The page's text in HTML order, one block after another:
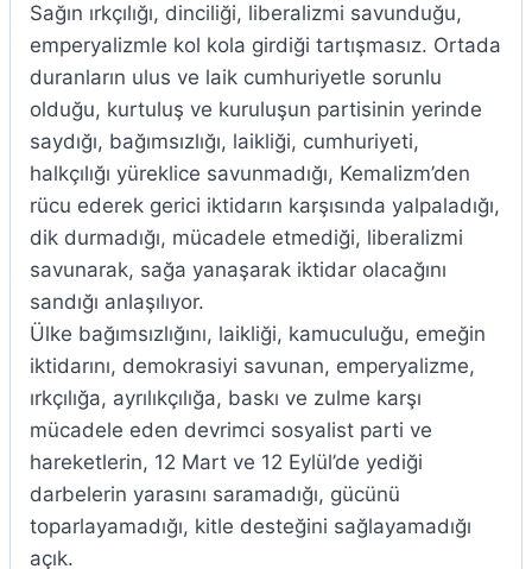
Sağın ırkçılığı, dinciliği, liberalizmi savunduğu,
emperyalizmle kol kola girdiği tartışmasız. Ortada
duranların ulus ve laik cumhuriyetle sorunlu
olduğu, kurtuluş ve kuruluşun partisinin yerinde
saydığı, bağımsızlığı, laikliği, cumhuriyeti,
halkçılığı yüreklice savunmadığı, Kemalizm’den
rücu ederek gerici iktidarın karşısında yalpaladığı,
dik durmadığı, mücadele etmediği, liberalizmi
savunarak, sağa yanaşarak iktidar olacağını
sandığı anlaşılıyor.
Ülke bağımsızlığını, laikliği, kamuculuğu, emeğin
iktidarını, demokrasiyi savunan, emperyalizme,
ırkçılığa, ayrılıkçılığa, baskı ve zulme karşı
mücadele eden devrimci sosyalist parti ve
hareketlerin, 12 Mart ve 12 Eylül’de yediği
darbelerin yarasını saramadığı, gücünü
toparlayamadığı, kitle desteğini sağlayamadığı
açık.